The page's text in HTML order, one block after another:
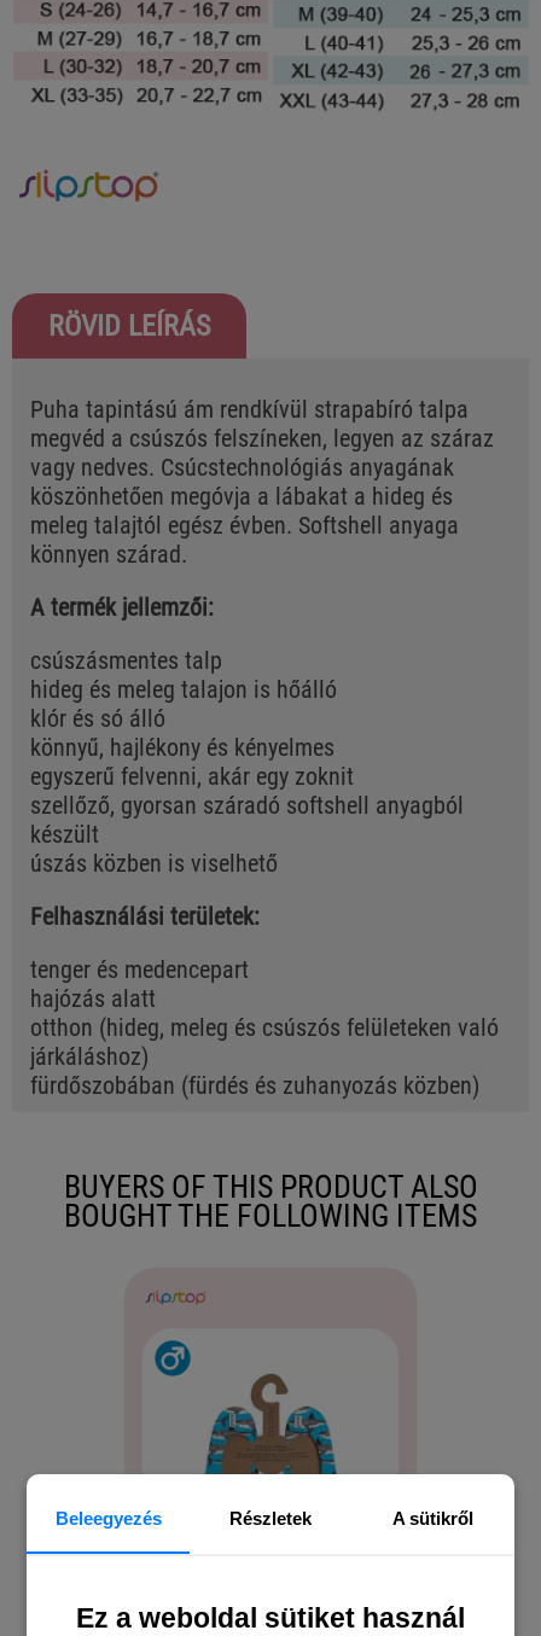
Beleegyezés Részletek A sütikről
Ez a weboldal sütiket használ
RÖVID LEÍRÁS
Puha tapintású ám rendkívül strapabíró talpa
megvéd a csúszós felszíneken, legyen az száraz
vagy nedves. Csúcstechnológiás anyagának
köszönhetően megóvja a lábakat a hideg és
meleg talajtól egész évben. Softshell anyaga
könnyen szárad.
A termék jellemzői:
csúszásmentes talp
hideg és meleg talajon is hőálló
klór és só álló
könnyű, hajlékony és kényelmes
egyszerű felvenni, akár egy zoknit
szellőző, gyorsan száradó softshell anyagból
készült
úszás közben is viselhető
Felhasználási területek:
tenger és medencepart
hajózás alatt
otthon (hideg, meleg és csúszós felületeken való
járkáláshoz)
fürdőszobában (fürdés és zuhanyozás közben)
BUYERS OF THIS PRODUCT ALSO
BOUGHT THE FOLLOWING ITEMS